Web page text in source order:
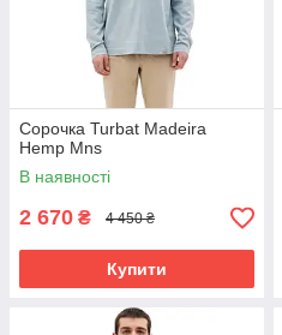
Сорочка Turbat Madeira
Hemp Mns
В наявності
2 670 ₴ 4 450 ₴
Купити